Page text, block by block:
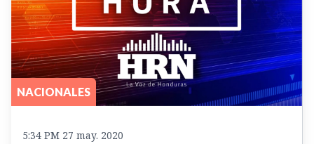
NACIONALES
5:34 PM 27 may. 2020